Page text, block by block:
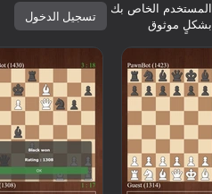
الخاص بك
بشكلٍ موثوق
تسجيل الدخول